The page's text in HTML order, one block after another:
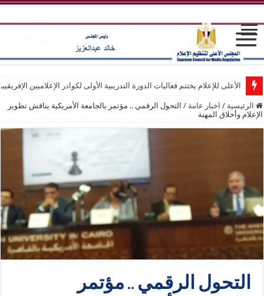
الأعلى للإعلام يختتم فعاليات الدورة التدريبية الأولى لكوادر الإعلاميين
الرئيسية / اخبار عامة / التحول الرقمي .. مؤتمر بالجامعة الأمريكية يناقش تطوير
الإعلام وأخلاق المهنة
التحول الرقمي .. مؤتمر